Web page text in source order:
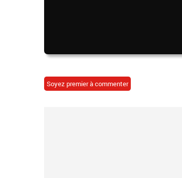
Soyez premier à commenter